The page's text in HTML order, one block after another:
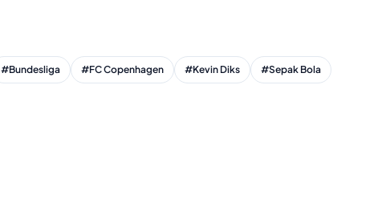
#Bundesliga #FC Copenhagen #Kevin Diks #Sepak Bola